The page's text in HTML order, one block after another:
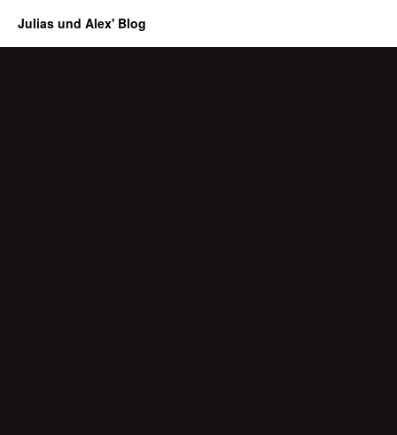
Julias und Alex' Blog